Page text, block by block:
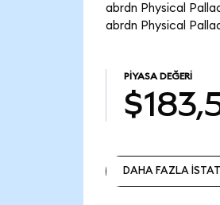
abrdn Physical
abrdn Physical
PIYASA DEĞERI
DAHA FAZLA